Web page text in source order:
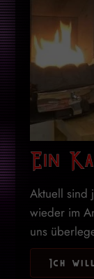
Ein
Aktuell sind
wieder im
uns
Ich